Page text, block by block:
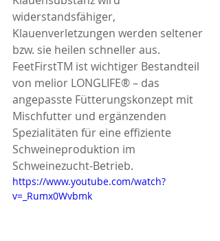
widerstandsfähiger,
Klauenverletzungen werden seltener
bzw. sie heilen schneller aus.
FeetFirstTM ist wichtiger Bestandteil
von melior LONGLIFE® – das
angepasste Fütterungskonzept mit
Mischfutter und ergänzenden
Spezialitäten für eine effiziente
Schweineproduktion im
Schweinezucht-Betrieb.
https://www.youtube.com/watch?
v=_Rumx0Wvbmk